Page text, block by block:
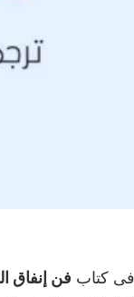
كتاب فن إنفاق